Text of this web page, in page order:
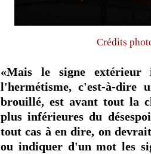
Crédits
«Mais le signe
l'hermétisme, c'est-à-dire
brouillé, est avant tout la
plus inférieures du
tout cas à en dire, on
ou indiquer d'un mot les